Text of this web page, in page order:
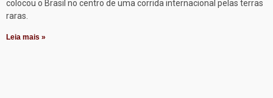
colocou o Brasil no centro de uma corrida internacional pelas terras
raras.
Leia mais »